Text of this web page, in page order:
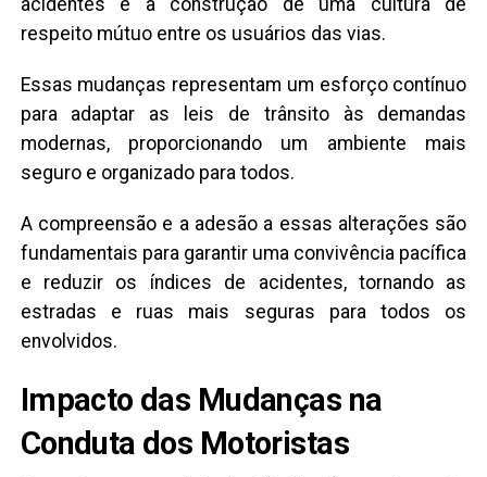
respeito mútuo entre os usuários das vias.
Essas mudanças representam um esforço contínuo
para adaptar as leis de trânsito às demandas
modernas, proporcionando um ambiente mais
seguro e organizado para todos.
A compreensão e a adesão a essas alterações são
fundamentais para garantir uma convivência pacífica
e reduzir os índices de acidentes, tornando as
estradas e ruas mais seguras para todos os
envolvidos.
Impacto das Mudanças na
Conduta dos Motoristas